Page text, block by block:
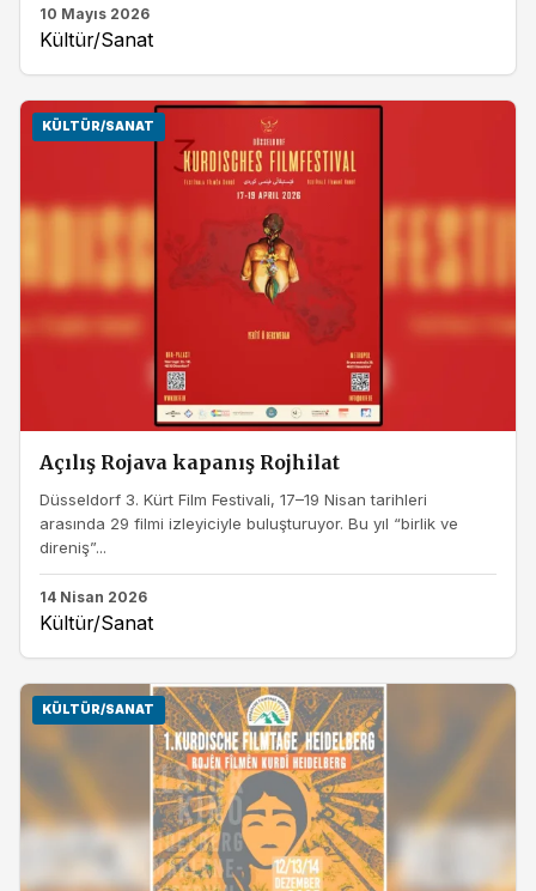
10 Mayıs 2026
Kültür/Sanat
KÜLTÜR/SANAT
Açılış Rojava kapanış Rojhilat
Düsseldorf 3. Kürt Film Festivali, 17–19 Nisan tarihleri
arasında 29 filmi izleyiciyle buluşturuyor. Bu yıl “birlik ve
direniş”...
14 Nisan 2026
Kültür/Sanat
KÜLTÜR/SANAT